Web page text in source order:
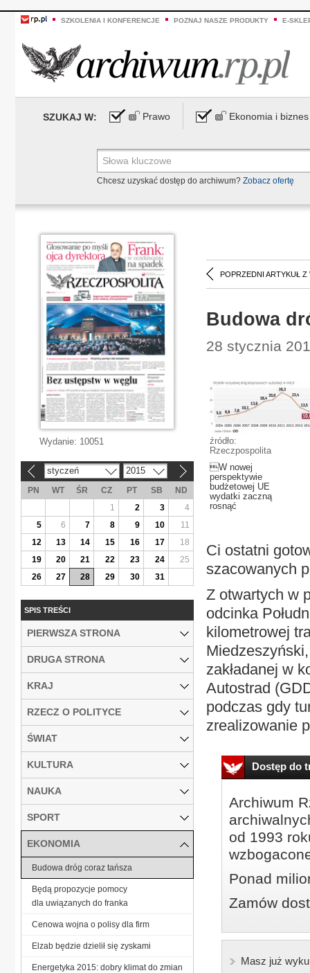
SZKOLENIA I KONFERENCJE POZNAJ NASZE PRODUKTY E-
SZUKAJ W: Prawo Ekonomia i biznes
Chcesz uzyskać dostęp do archiwum? Zobacz ofertę
POPRZEDNI ARTYKUŁ Z
Budowa
28 stycznia
źródło:
Rzeczpospolita
W nowej
perspektywie
budżetowej UE
wydatki zaczną
rosnąć
Ci ostatni
szacowanych
Z otwartych w
odcinka
kilometrowej
zakładanej w
Autostrad
podczas gdy
zrealizowanie
Dostęp do
Archiwum
od 1993
Ponad
Zamów
Masz już
Wydanie: 10051
styczeń 2015
PN WT ŚR CZ PT SB
ND
1
2 3
4
5
6 7 8 9 10
11
12
13 14 15 16 17
18
19
20 21 22 23 24
25
26
27 28 29 30 31
SPIS TREŚCI
PIERWSZA STRONA
DRUGA STRONA
KRAJ
RZECZ O POLITYCE
ŚWIAT
KULTURA
NAUKA
SPORT
EKONOMIA
Budowa dróg coraz tańsza
Będą propozycje pomocy
dla uwiązanych do franka
Cenowa wojna o polisy dla firm
Elzab będzie dzielił się zyskami
Energetyka 2015: dobry klimat do zmian